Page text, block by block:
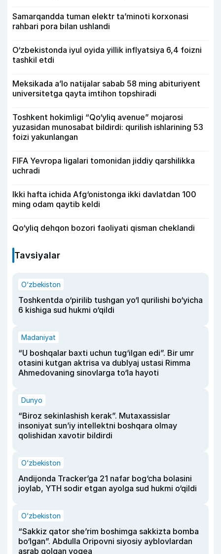
Samarqandda tuman elektr ta’minoti korxonasi
rahbari pora bilan ushlandi
O‘zbekistonda iyul oyida yillik inflyatsiya 6,4 foizni
tashkil etdi
Meksikada a’lo natijalar sabab 58 ming abituriyent
universitetga qayta imtihon topshiradi
Toshkent hokimligi “Qo‘yliq avenue” mojarosi
yuzasidan munosabat bildirdi: qurilish ishlarining 53
foizi yakunlangan
FIFA Yevropa ligalari tomonidan jiddiy qarshilikka
uchradi
Ikki hafta ichida Afg‘onistonga ikki davlatdan 100
ming odam qaytib keldi
Qo‘yliq dehqon bozori faoliyati qisman cheklandi
Tavsiyalar
O‘zbekiston
Toshkentda o‘pirilib tushgan yo‘l qurilishi bo‘yicha
6 kishiga sud hukmi o‘qildi
Madaniyat
“U boshqalar baxti uchun tug‘ilgan edi”. Bir umr
otasini kutgan aktrisa va dublyaj ustasi Rimma
Ahmedovaning sinovlarga to‘la hayoti
Dunyo
“Biroz sekinlashish kerak”. Mutaxassislar
insoniyat sun’iy intellektni boshqara olmay
qolishidan xavotir bildirdi
O‘zbekiston
Andijonda Tracker’ga 21 nafar bog‘cha bolasini
joylab, YTH sodir etgan ayolga sud hukmi o‘qildi
O‘zbekiston
“Sakkiz qator she’rim boshimga sakkizta bomba
bo‘lgan”. Abdulla Oripovni siyosiy ayblovlardan
asrab qolgan voqea